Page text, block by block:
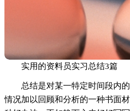
实用的资料员实习总结3篇
总结是对某一特定时间段内
情况加以回顾和分析的一种书面